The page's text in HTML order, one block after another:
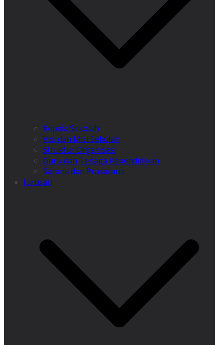
Kepala Sekolah
Visi dan Misi Sekolah
Struktur Organisasi
Guru dan Tenaga Kependidikan
Sarana dan Prasarana
Jurusan